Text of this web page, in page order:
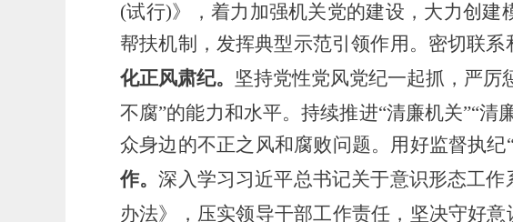
(试行)》
， 着力加强机关党的建设，大力创建
帮扶机制，发挥典型示范引领作用。密切联
化正风肃纪。 坚持党性党风党纪一起抓，严
不腐”的能力和水平。持续推进“清廉机关”“
众身边的不正之风和腐败问题。用好监督执
作。深入学习习近平总书记关于意识形态工作
办法》，压实领导干部工作责任，坚决守好意